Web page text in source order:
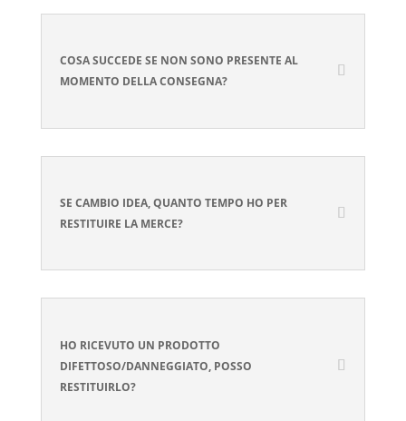
COSA SUCCEDE SE NON SONO PRESENTE AL
MOMENTO DELLA CONSEGNA?
SE CAMBIO IDEA, QUANTO TEMPO HO PER
RESTITUIRE LA MERCE?
HO RICEVUTO UN PRODOTTO
DIFETTOSO/DANNEGGIATO, POSSO
RESTITUIRLO?